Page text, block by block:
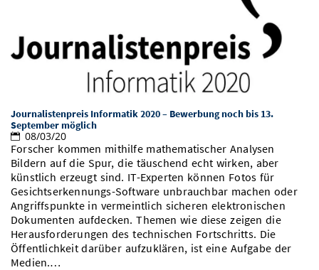
Journalistenpreis Informatik 2020 – Bewerbung noch bis 13.
September möglich
08/03/20
Forscher kommen mithilfe mathematischer Analysen
Bildern auf die Spur, die täuschend echt wirken, aber
künstlich erzeugt sind. IT-Experten können Fotos für
Gesichtserkennungs-Software unbrauchbar machen oder
Angriffspunkte in vermeintlich sicheren elektronischen
Dokumenten aufdecken. Themen wie diese zeigen die
Herausforderungen des technischen Fortschritts. Die
Öffentlichkeit darüber aufzuklären, ist eine Aufgabe der
Medien.…